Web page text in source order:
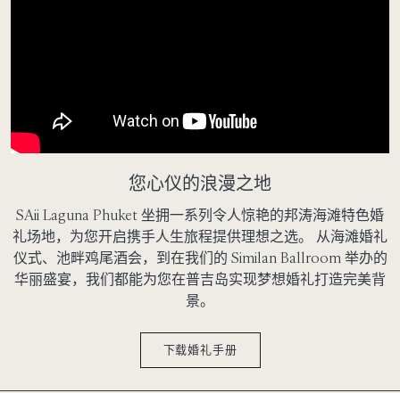
您心仪的浪漫之地
SAii Laguna Phuket 坐拥一系列令人惊艳的邦涛海滩特色婚
礼场地，为您开启携手人生旅程提供理想之选。 从海滩婚礼
仪式、池畔鸡尾酒会，到在我们的 Similan Ballroom 举办的
华丽盛宴，我们都能为您在普吉岛实现梦想婚礼打造完美背
景。
下载婚礼手册